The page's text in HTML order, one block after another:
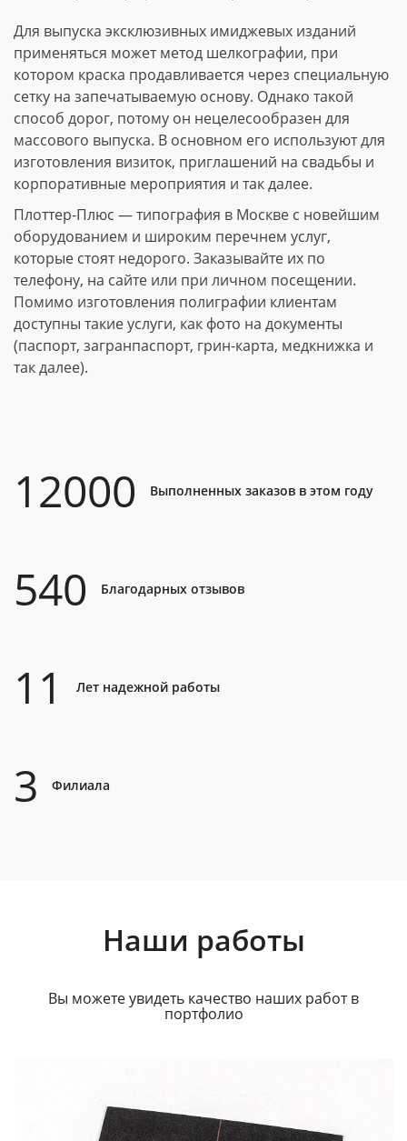
Для выпуска эксклюзивных имиджевых изданий
применяться может метод шелкографии, при
котором краска продавливается через специальную
сетку на запечатываемую основу. Однако такой
способ дорог, потому он нецелесообразен для
массового выпуска. В основном его используют для
изготовления визиток, приглашений на свадьбы и
корпоративные мероприятия и так далее.
Плоттер-Плюс — типография в Москве с новейшим
оборудованием и широким перечнем услуг,
которые стоят недорого. Заказывайте их по
телефону, на сайте или при личном посещении.
Помимо изготовления полиграфии клиентам
доступны такие услуги, как фото на документы
(паспорт, загранпаспорт, грин-карта, медкнижка и
так далее).
12000 Выполненных заказов в этом году
540 Благодарных отзывов
11 Лет надежной работы
3 Филиала
Наши работы
Вы можете увидеть качество наших работ в
портфолио